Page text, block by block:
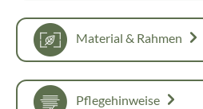
Material & Rahmen
Pflegehinweise